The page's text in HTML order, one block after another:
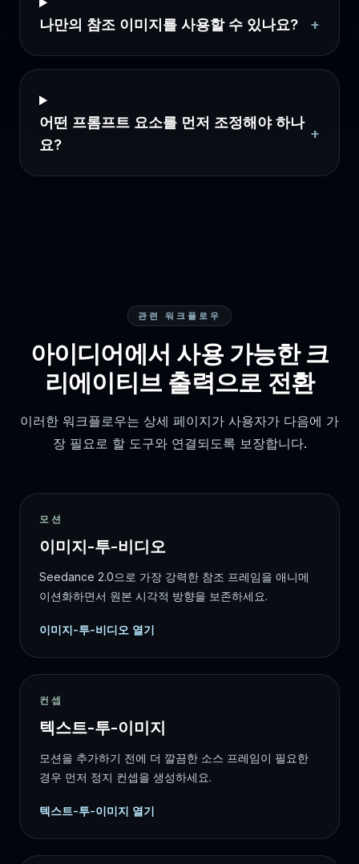
나만의 참조 이미지를 사용할 수 있나요? +
어떤 프롬프트 요소를 먼저 조정해야 하나
요?
+
관련 워크플로우
아이디어에서 사용 가능한 크
리에이티브 출력으로 전환
이러한 워크플로우는 상세 페이지가 사용자가 다음에 가
장 필요로 할 도구와 연결되도록 보장합니다.
모션
이미지-투-비디오
Seedance 2.0으로 가장 강력한 참조 프레임을 애니메
이션화하면서 원본 시각적 방향을 보존하세요.
이미지-투-비디오 열기
컨셉
텍스트-투-이미지
모션을 추가하기 전에 더 깔끔한 소스 프레임이 필요한
경우 먼저 정지 컨셉을 생성하세요.
텍스트-투-이미지 열기